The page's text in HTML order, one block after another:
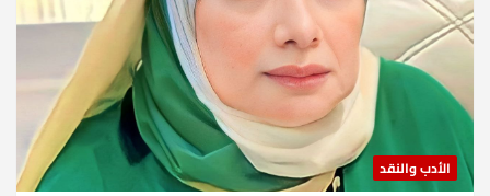
الأدب والنقد